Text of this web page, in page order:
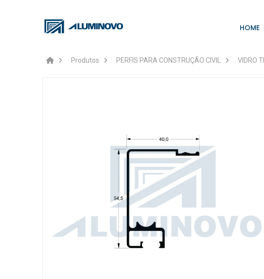
HOME
Produtos PERFIS PARA CONSTRUÇÃO CIVIL VIDRO